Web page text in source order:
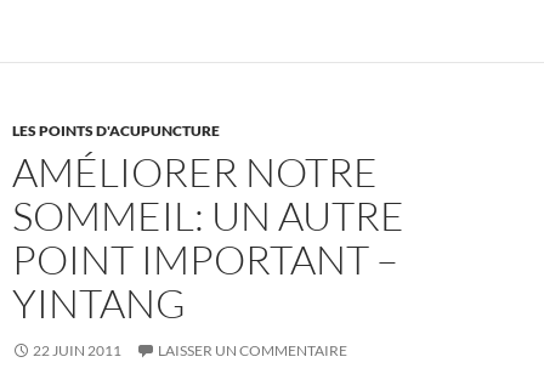
LES POINTS D'ACUPUNCTURE
AMÉLIORER NOTRE
SOMMEIL: UN AUTRE
POINT IMPORTANT –
YINTANG
22 JUIN 2011 LAISSER UN COMMENTAIRE